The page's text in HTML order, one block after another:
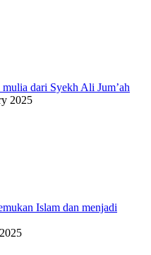
dari Syekh Ali Jum’ah
2025
Islam dan menjadi